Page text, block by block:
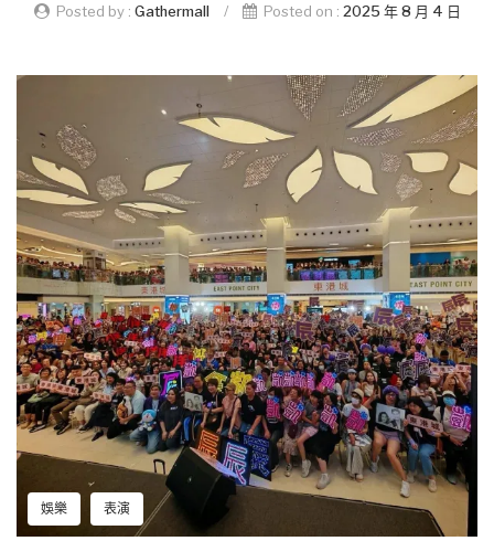
Posted by : Gathermall / Posted on : 2025 年 8 月 4 日
娛樂 表演